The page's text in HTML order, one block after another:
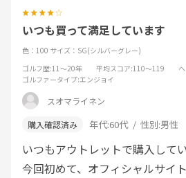
いつも買って満足しています
色：100 サイズ：SG(シルバーグレー)
ゴルフ歴:11～20年 平均スコア:110～119
ゴルファータイプ:エンジョイ
スオマライネン
年代:60代 性別:男性
いつもアウトレットで購入して
今回初めて、オフィシャルサイ